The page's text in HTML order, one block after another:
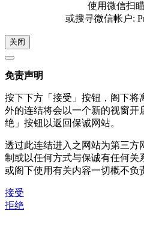
使用微信扫
或搜寻微信帐户:
关闭
免责声明
按下下方「接受」按钮，阁下将
外的连结将会以一个新的视窗开
绝」按钮以返回保诚网站。
透过此连结进入之网站为第三方
制或以任何方式与保诚有任何关
或阁下使用有关内容一切概不负
接受
拒绝